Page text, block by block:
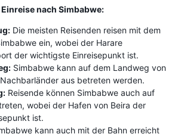
nach Simbabwe:
Die meisten Reisenden reisen mit dem
ein, wobei der Harare
der wichtigste Einreisepunkt ist.
Simbabwe kann auf dem Landweg von
aus betreten werden.
Reisende können Simbabwe auch auf
wobei der Hafen von Beira der
ist.
kann auch mit der Bahn erreicht